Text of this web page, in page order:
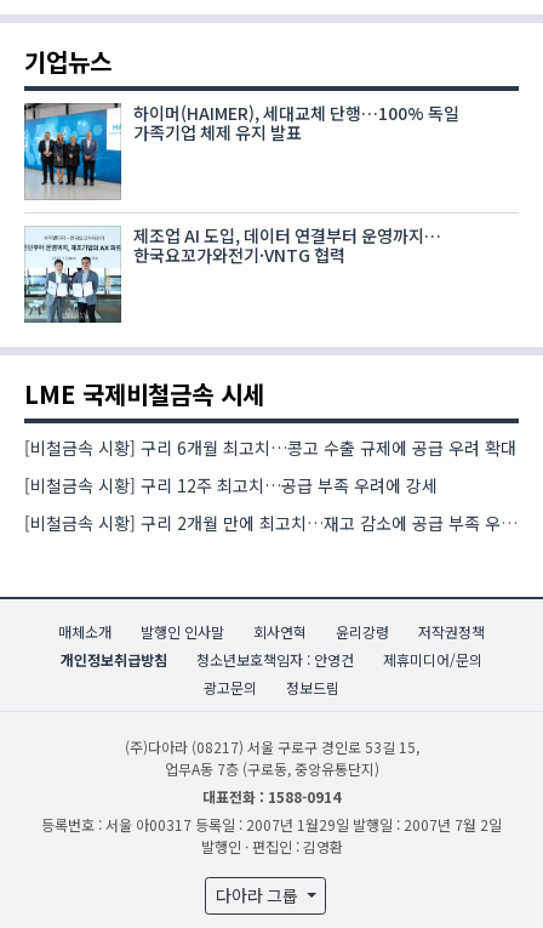
기업뉴스
하이머(HAIMER), 세대교체 단행…100% 독일
가족기업 체제 유지 발표
제조업 AI 도입, 데이터 연결부터 운영까지…
한국요꼬가와전기·VNTG 협력
LME 국제비철금속 시세
[비철금속 시황] 구리 6개월 최고치…콩고 수출 규제에 공급 우려 확대
[비철금속 시황] 구리 12주 최고치…공급 부족 우려에 강세
[비철금속 시황] 구리 2개월 만에 최고치…재고 감소에 공급 부족 우려 확대
매체소개 발행인 인사말 회사연혁 윤리강령
저작권정책
개인정보취급방침
청소년보호책임자 : 안영건
제휴미디어/문의
광고문의
정보드림
(주)다아라 (08217) 서울 구로구 경인로 53길 15,
업무A동 7층 (구로동, 중앙유통단지)
대표전화 : 1588-0914
등록번호 : 서울 아00317 등록일 : 2007년 1월29일 발행일 : 2007년 7월 2일
발행인 · 편집인 : 김영환
다아라 그룹